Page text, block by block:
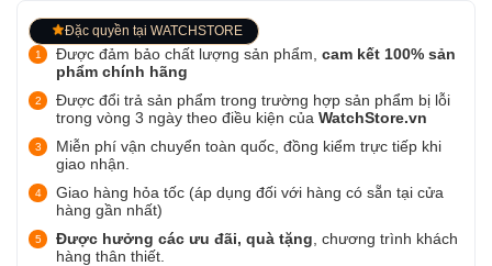
Đặc quyền tại WATCHSTORE
Được đảm bảo chất lượng sản phẩm, cam kết 100% sản
phẩm chính hãng
Được đổi trả sản phẩm trong trường hợp sản phẩm bị lỗi
trong vòng 3 ngày theo điều kiện của WatchStore.vn
Miễn phí vận chuyển toàn quốc, đồng kiểm trực tiếp khi
giao nhận.
Giao hàng hỏa tốc (áp dụng đối với hàng có sẵn tại cửa
hàng gần nhất)
Được hưởng các ưu đãi, quà tặng , chương trình khách
hàng thân thiết.